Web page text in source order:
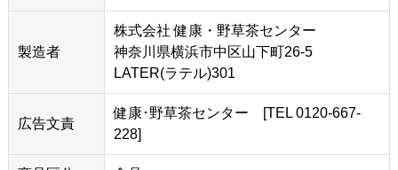
製造者
株式会社 健康・野草茶センター
神奈川県横浜市中区山下町26-5
LATER(ラテル)301
広告文責
健康･野草茶センター [TEL 0120-667-
228]